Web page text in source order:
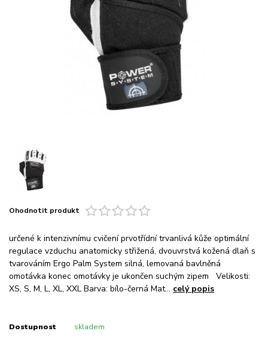
Ohodnotit produkt
určené k intenzivnímu cvičení prvotřídní trvanlivá kůže optimální
regulace vzduchu anatomicky střižená, dvouvrstvá kožená dlaň s
tvarováním Ergo Palm System silná, lemovaná bavlněná
omotávka konec omotávky je ukončen suchým zipem Velikosti:
XS, S, M, L, XL, XXL Barva: bílo-černá Mat... celý popis
Dostupnost skladem